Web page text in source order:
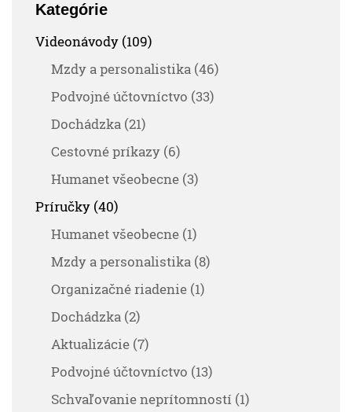
Kategórie
Videonávody (109)
Mzdy a personalistika (46)
Podvojné účtovníctvo (33)
Dochádzka (21)
Cestovné príkazy (6)
Humanet všeobecne (3)
Príručky (40)
Humanet všeobecne (1)
Mzdy a personalistika (8)
Organizačné riadenie (1)
Dochádzka (2)
Aktualizácie (7)
Podvojné účtovníctvo (13)
Schvaľovanie neprítomností (1)